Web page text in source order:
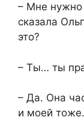
– Мне нужно
сказала
это?
– Ты… ты
– Да. Она
и моей